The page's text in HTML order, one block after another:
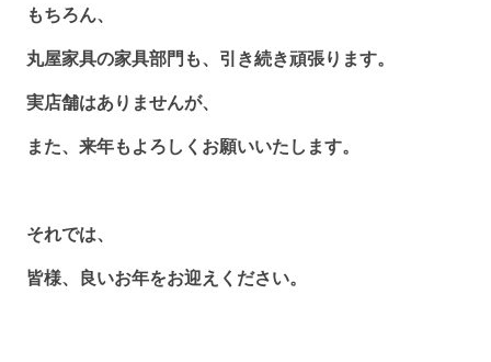
もちろん、
丸屋家具の家具部門も、引き続き頑張ります。
実店舗はありませんが、
また、来年もよろしくお願いいたします。
それでは、
皆様、良いお年をお迎えください。